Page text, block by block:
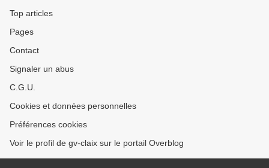
Top articles
Pages
Contact
Signaler un abus
C.G.U.
Cookies et données personnelles
Préférences cookies
Voir le profil de gv-claix sur le portail Overblog